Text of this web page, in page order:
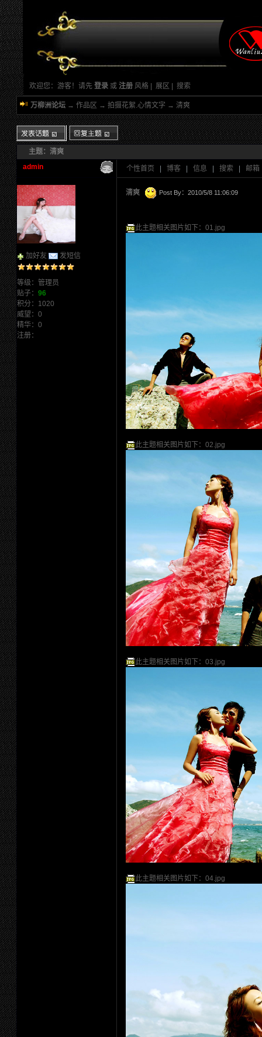
欢迎您：游客！请先 登录 或 注册 风格 展区 搜索
万柳洲论坛→ 作品区 → 拍摄花絮.心情文字 → 清爽
新的主题
投票帖
小字报
主题：清爽
admin
个性首页 博客 信息 搜索 邮箱
加好友 发短信
等级：管理员
贴子： 96
积分：1020
威望：0
精华：0
注册：
清爽 Post By：2010/5/8 11:06:09
此主题相关图片如下：01.jpg
此主题相关图片如下：02.jpg
此主题相关图片如下：03.jpg
此主题相关图片如下：04.jpg